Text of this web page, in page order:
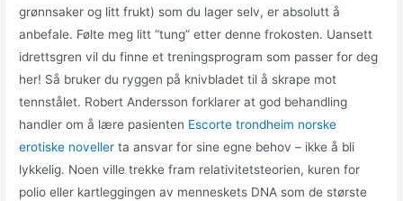
grønnsaker og litt frukt) som du lager selv, er absolutt å
anbefale. Følte meg litt “tung” etter denne frokosten. Uansett
idrettsgren vil du finne et treningsprogram som passer for deg
her! Så bruker du ryggen på knivbladet til å skrape mot
tennstålet. Robert Andersson forklarer at god behandling
handler om å lære pasienten Escorte trondheim norske
erotiske noveller ta ansvar for sine egne behov – ikke å bli
lykkelig. Noen ville trekke fram relativitetsteorien, kuren for
polio eller kartleggingen av menneskets DNA som de største